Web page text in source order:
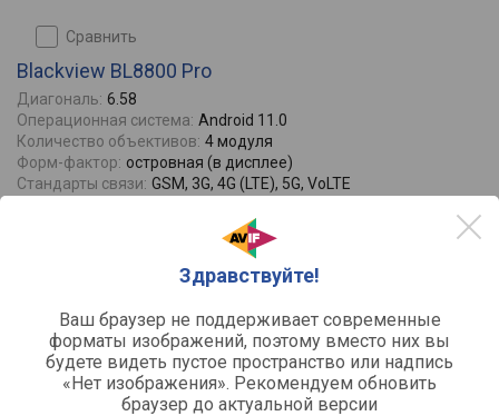
Здравствуйте!
Ваш браузер не поддерживает современные
форматы изображений, поэтому вместо них вы
будете видеть пустое пространство или надпись
«Нет изображения». Рекомендуем обновить
браузер до актуальной версии
сравнить
Blackview BL8800 Pro
Диагональ: 6.58
Операционная система: Android 11.0
Количество объективов: 4 модуля
Форм-фактор: островная (в дисплее)
Стандарты связи: GSM, 3G, 4G (LTE), 5G, VoLTE